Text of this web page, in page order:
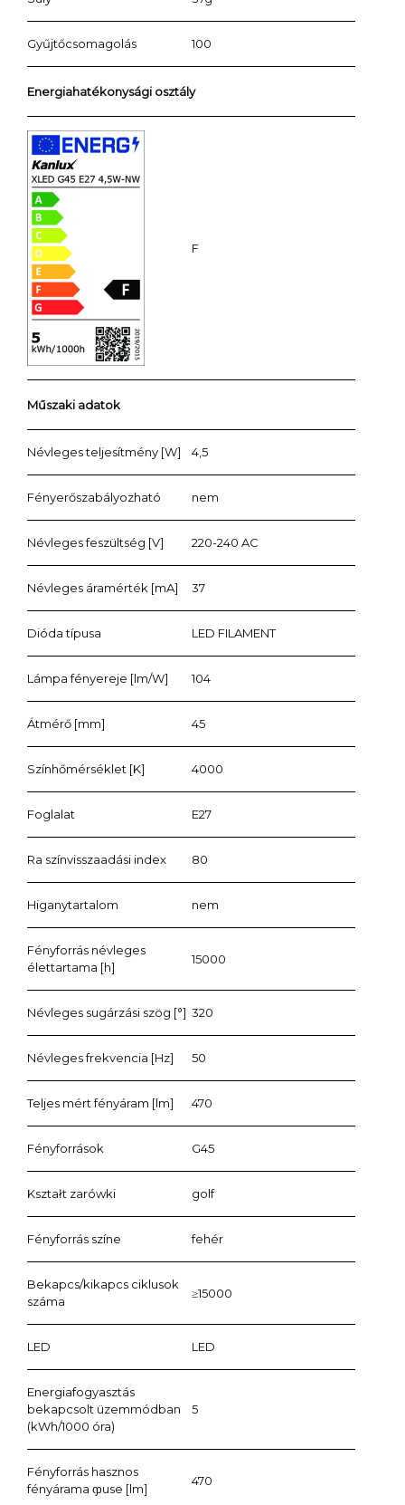
Gyűjtőcsomagolás 100
Energiahatékonysági osztály
F
Műszaki adatok
Névleges teljesítmény [W] 4,5
Fényerőszabályozható nem
Névleges feszültség [V] 220-240 AC
Névleges áramérték [mA] 37
Dióda típusa LED FILAMENT
Lámpa fényereje [lm/W] 104
Átmérő [mm] 45
Színhőmérséklet [K] 4000
Foglalat E27
Ra színvisszaadási index 80
Higanytartalom nem
Fényforrás névleges
élettartama [h]
15000
Névleges sugárzási szög [°] 320
Névleges frekvencia [Hz] 50
Teljes mért fényáram [lm] 470
Fényforrások G45
Kształt zarówki golf
Fényforrás színe fehér
Bekapcs/kikapcs ciklusok
száma
≥15000
LED LED
Energiafogyasztás
bekapcsolt üzemmódban
(kWh/1000 óra)
5
Fényforrás hasznos
fényárama ჶuse [lm]
470